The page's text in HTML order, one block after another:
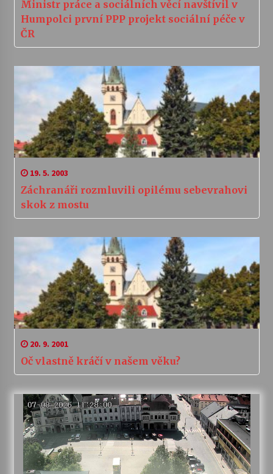
Ministr práce a sociálních věcí navštívil v
Humpolci první PPP projekt sociální péče v
ČR
19. 5. 2003
Záchranáři rozmluvili opilému sebevrahovi
skok z mostu
20. 9. 2001
Oč vlastně kráčí v našem věku?